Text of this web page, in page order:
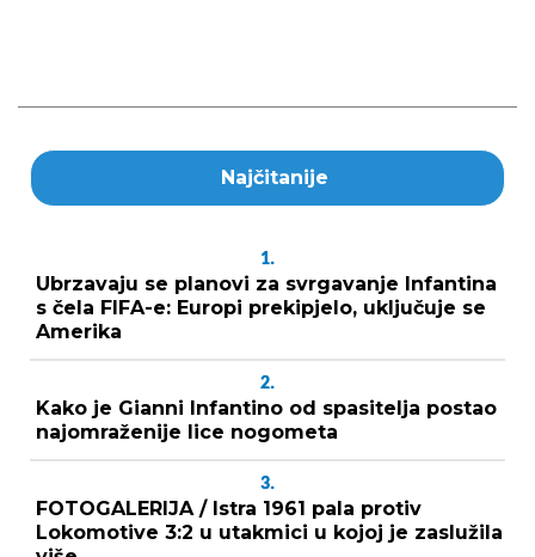
Najčitanije
1.
Ubrzavaju se planovi za svrgavanje Infantina
s čela FIFA-e: Europi prekipjelo, uključuje se
Amerika
2.
Kako je Gianni Infantino od spasitelja postao
najomraženije lice nogometa
3.
FOTOGALERIJA / Istra 1961 pala protiv
Lokomotive 3:2 u utakmici u kojoj je zaslužila